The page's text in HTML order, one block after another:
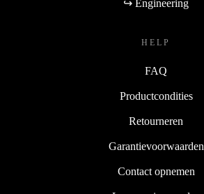
↪ Engineering
HELP
FAQ
Productcondities
Retourneren
Garantievoorwaarden
Contact opnemen